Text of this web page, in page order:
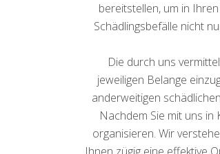
bereitstellen, um in
Schädlingsbefälle nicht
Die durch uns
jeweiligen Belange
anderweitigen
Nachdem Sie mit uns
organisieren. Wir